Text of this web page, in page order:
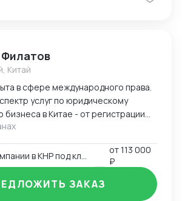
Китай
в сфере международного права.
в Китае - от регистрации
граждан России и получения
миграции бизнеса, открытия
банке, оформления приглашений
с госорганами и
проверки контрагентов до
сделок и абонентского
от113 000
₽
ЗАКАЗ